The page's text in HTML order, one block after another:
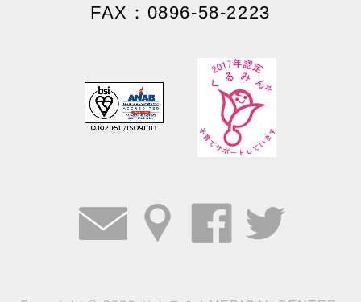
FAX：0896-58-2223